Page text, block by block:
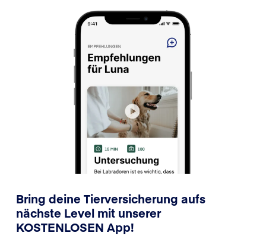
Bring deine Tierversicherung aufs
nächste Level mit unserer
KOSTENLOSEN App!